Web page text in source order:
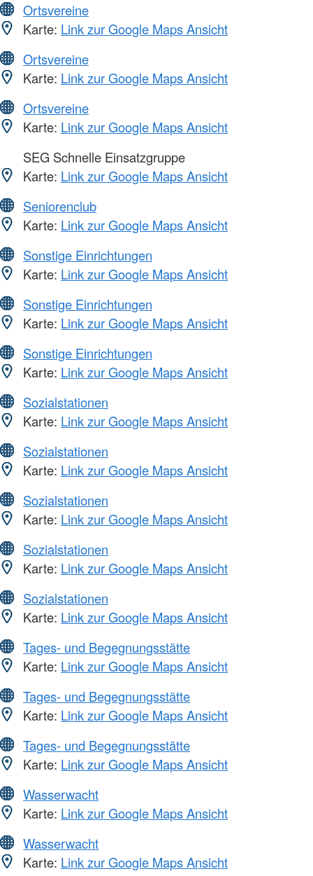
Ortsvereine
Karte: Link zur Google Maps Ansicht
Ortsvereine
Karte: Link zur Google Maps Ansicht
Ortsvereine
Karte: Link zur Google Maps Ansicht
SEG Schnelle Einsatzgruppe
Karte: Link zur Google Maps Ansicht
Seniorenclub
Karte: Link zur Google Maps Ansicht
Sonstige Einrichtungen
Karte: Link zur Google Maps Ansicht
Sonstige Einrichtungen
Karte: Link zur Google Maps Ansicht
Sonstige Einrichtungen
Karte: Link zur Google Maps Ansicht
Sozialstationen
Karte: Link zur Google Maps Ansicht
Sozialstationen
Karte: Link zur Google Maps Ansicht
Sozialstationen
Karte: Link zur Google Maps Ansicht
Sozialstationen
Karte: Link zur Google Maps Ansicht
Sozialstationen
Karte: Link zur Google Maps Ansicht
Tages- und Begegnungsstätte
Karte: Link zur Google Maps Ansicht
Tages- und Begegnungsstätte
Karte: Link zur Google Maps Ansicht
Tages- und Begegnungsstätte
Karte: Link zur Google Maps Ansicht
Wasserwacht
Karte: Link zur Google Maps Ansicht
Wasserwacht
Karte: Link zur Google Maps Ansicht